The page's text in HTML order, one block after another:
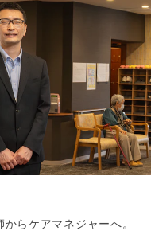
らケアマネジャーへ。